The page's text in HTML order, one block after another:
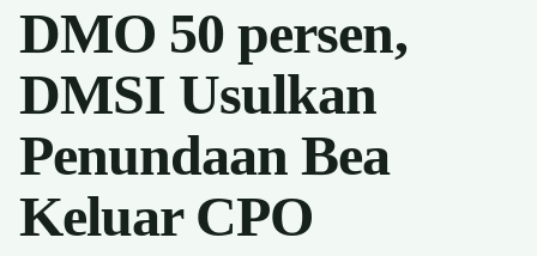
DMO 50 persen,
DMSI Usulkan
Penundaan Bea
Keluar CPO